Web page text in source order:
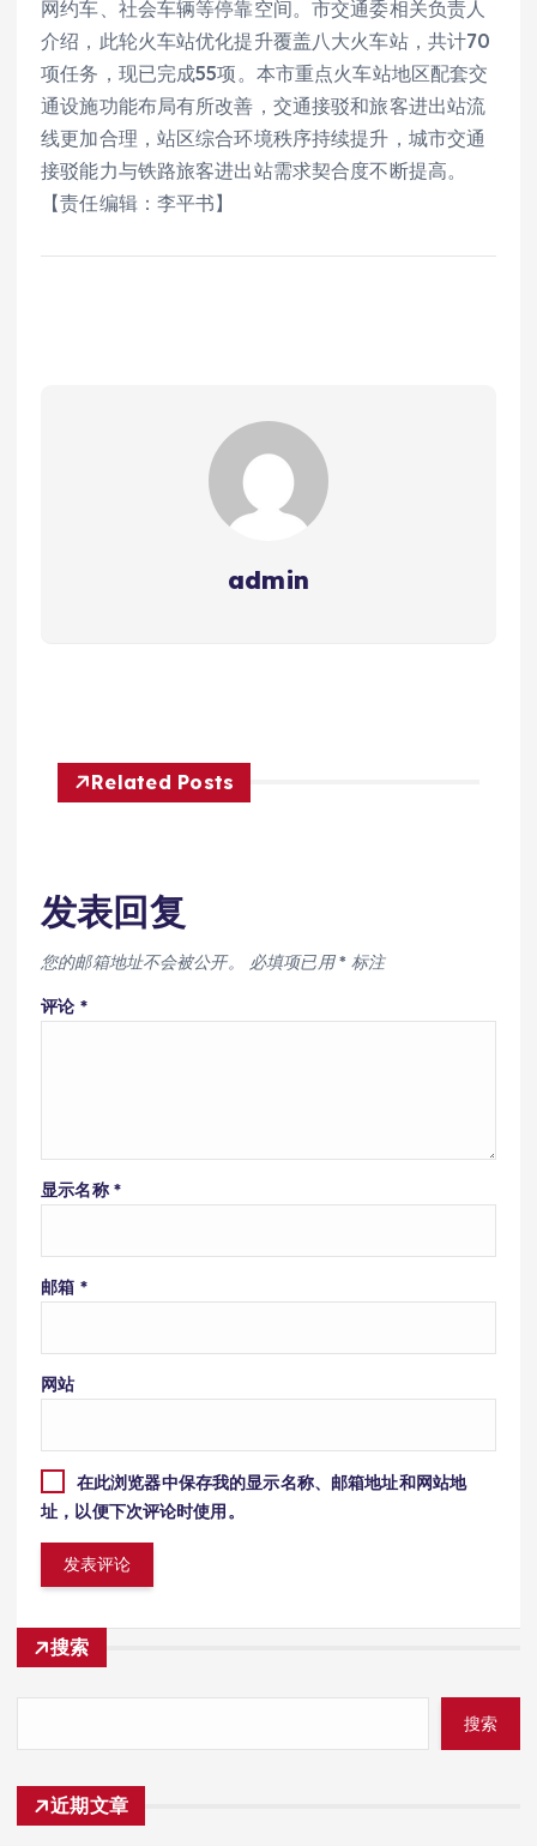
网约车、社会车辆等停靠空间。市交通委相关负责人
介绍，此轮火车站优化提升覆盖八大火车站，共计70
项任务，现已完成55项。本市重点火车站地区配套交
通设施功能布局有所改善，交通接驳和旅客进出站流
线更加合理，站区综合环境秩序持续提升，城市交通
接驳能力与铁路旅客进出站需求契合度不断提高。
【责任编辑：李平书】
admin
Related Posts
发表回复
您的邮箱地址不会被公开。 必填项已用* 标注
评论 *
显示名称 *
邮箱 *
网站
在此浏览器中保存我的显示名称、邮箱地址和网站地
址，以便下次评论时使用。
搜索
搜索
近期文章